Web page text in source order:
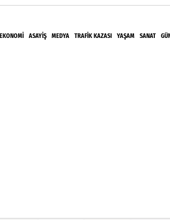
EKONOMI ASAYIŞ MEDYA TRAFIK KAZASI YAŞAM SANAT